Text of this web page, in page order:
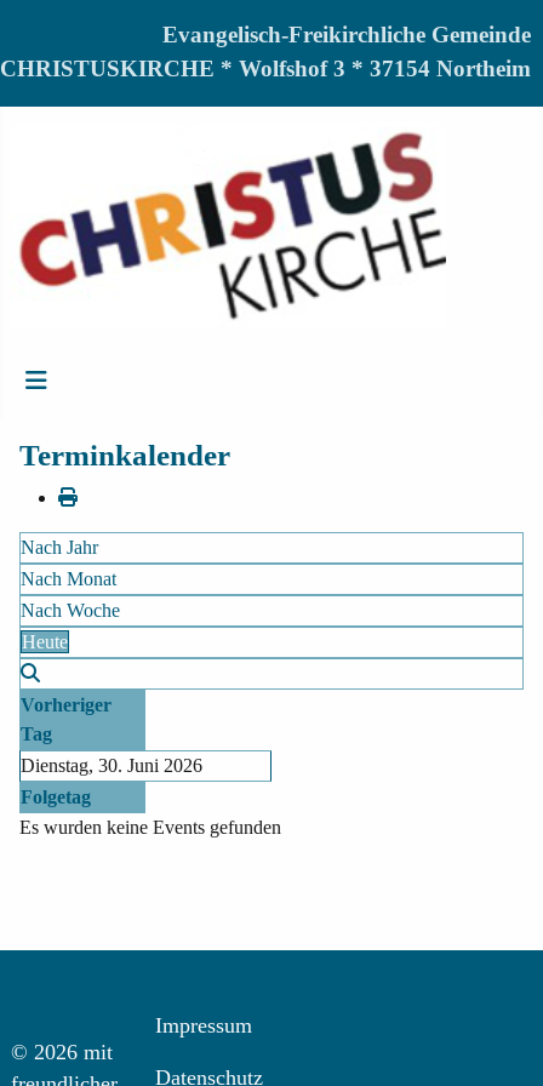
Evangelisch-Freikirchliche Gemeinde
CHRISTUSKIRCHE * Wolfshof 3 * 37154 Northeim
Terminkalender
Nach Jahr
Nach Monat
Nach Woche
Heute
Vorheriger
Tag
Dienstag, 30. Juni 2026
Folgetag
Es wurden keine Events gefunden
© 2026 mit
Impressum
Datenschutz